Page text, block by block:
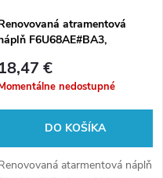
atramentová
F6U68AE#BA3,
HP (BULK)
18,47 €
nedostupné
DO KOŠÍKA
atarmentová náplň